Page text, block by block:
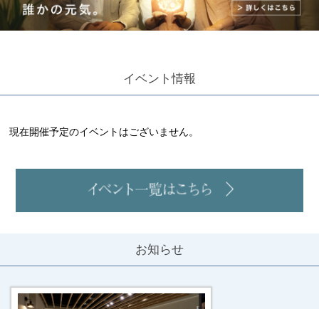
イベント情報
現在開催予定のイベントはございません。
お知らせ